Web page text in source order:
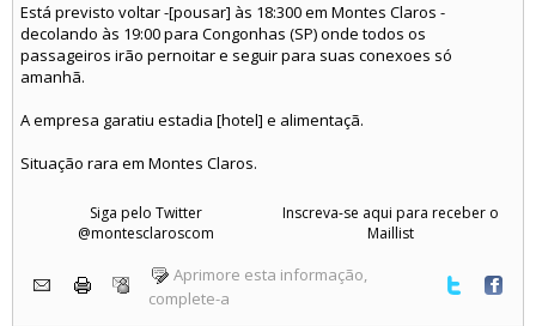
Está previsto voltar -[pousar] às 18:300 em Montes Claros -
decolando às 19:00 para Congonhas (SP) onde todos os
passageiros irão pernoitar e seguir para suas conexoes só
amanhã.
A empresa garatiu estadia [hotel] e alimentaçã.
Situação rara em Montes Claros.
Siga pelo Twitter
@montesclaroscom
Inscreva-se aqui para receber o
Maillist
Aprimore esta informação,
complete-a